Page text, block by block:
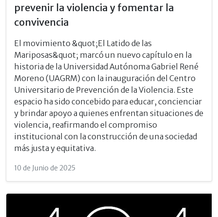
prevenir la violencia y fomentar la
convivencia
El movimiento &quot;El Latido de las
Mariposas&quot; marcó un nuevo capítulo en la
historia de la Universidad Autónoma Gabriel René
Moreno (UAGRM) con la inauguración del Centro
Universitario de Prevención de la Violencia. Este
espacio ha sido concebido para educar, concienciar
y brindar apoyo a quienes enfrentan situaciones de
violencia, reafirmando el compromiso
institucional con la construcción de una sociedad
más justa y equitativa.
10 de Junio de 2025